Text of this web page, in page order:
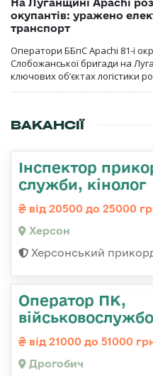
На Луганщині Apachi
окупантів: уражено
транспорт
Оператори ББпС Apachi 81-ї
Слобожанської бригади на
ключових об’єктах логістики
ВАКАНСІЇ
Інспектор
служби, кінолог
від 20500 до 25000
Херсон
Херсонський
Оператор ПК,
від 21000 до 51000
Дрогобич